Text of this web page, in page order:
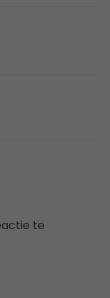
te